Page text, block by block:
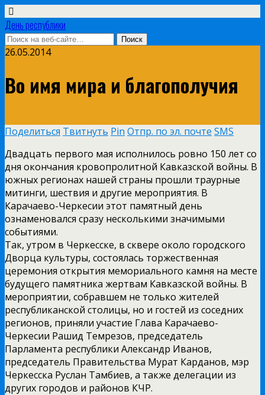
День республики
26.05.2014
Во имя мира и благополучия
Поделиться Твитнуть Pin Отпр. по эл. почте SMS
Двадцать первого мая исполнилось ровно 150 лет со
дня окончания кровопролитной Кавказской войны. В
южных регионах нашей страны прошли траурные
митинги, шествия и другие мероприятия. В
Карачаево-Черкесии этот памятный день
ознаменовался сразу несколькими значимыми
событиями.
Так, утром в Черкесске, в сквере около городского
Дворца культуры, состоялась торжественная
церемония открытия мемориального камня на месте
будущего памятника жертвам Кавказской войны. В
мероприятии, собравшем не только жителей
республиканской столицы, но и гостей из соседних
регионов, приняли участие Глава Карачаево-
Черкесии Рашид Темрезов, председатель
Парламента республики Александр Иванов,
председатель Правительства Мурат Карданов, мэр
Черкесска Руслан Тамбиев, а также делегации из
других городов и районов КЧР.